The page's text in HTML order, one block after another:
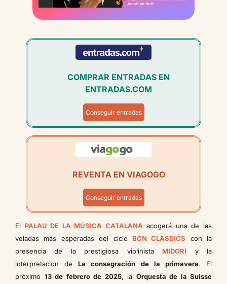
COMPRAR ENTRADAS EN
ENTRADAS.COM
Conseguir entradas
REVENTA EN VIAGOGO
Conseguir entradas
El PALAU DE LA MÚSICA CATALANA acogerá una de las
veladas más esperadas del ciclo BCN CLÀSSICS con la
presencia de la prestigiosa violinistaMIDORI y la
interpretación deLa consagración de la primavera. El
próximo 13 de febrero de 2025, la Orquesta de la Suisse